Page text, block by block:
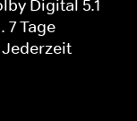
Digital 5.1
7 Tage